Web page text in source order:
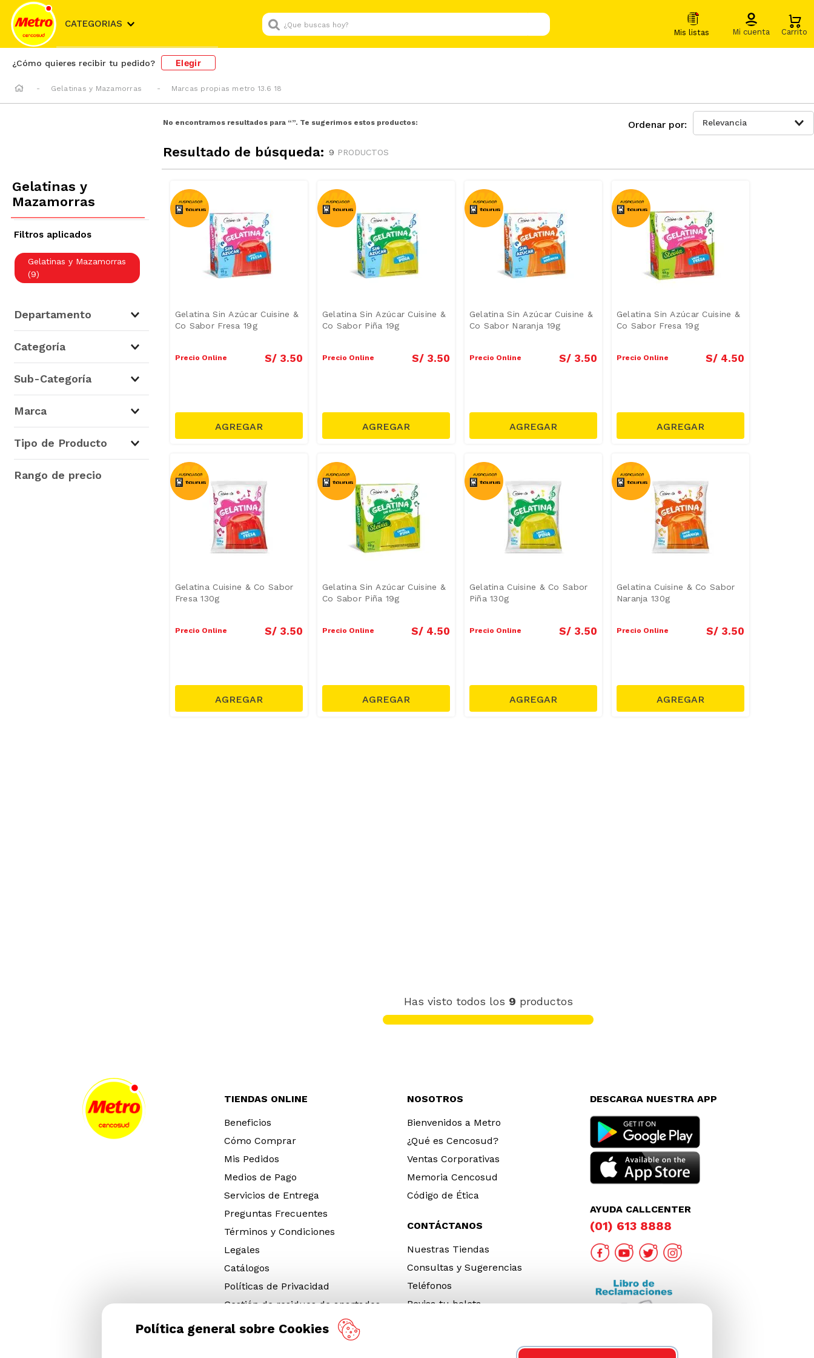
CATEGORIAS
¿Que buscas hoy?
¿Cómo quieres recibir tu pedido? Elegir
Gelatinas y Mazamorras Marcas propias metro 13.6 18
No encontramos resultados para “”. Te sugerimos estos productos:
Resultado de búsqueda: 9 PRODUCTOS
Relevancia
Gelatinas y
Mazamorras
Gelatinas y Mazamorras
(9)
Departamento
Categoría
Sub-Categoría
(9)
Mezclas y Premezclas
)
Marca
Tipo de Producto
Gelatina Sin Azúcar Cuisine &
Co Sabor Fresa 19g
Precio Online S/ 3.50
Gelatina Sin Azúcar Cuisine &
Co Sabor Piña 19g
Precio Online S/ 3.50
Gelatina Sin Azúcar Cuisine &
Co Sabor Naranja 19g
Precio Online S/ 3.50
Gelatina Sin Azúcar Cuisine &
Co Sabor Fresa 19g
Precio Online S/ 4.50
Gelatina Cuisine & Co Sabor
Fresa 130g
Precio Online S/ 3.50
Gelatina Sin Azúcar Cuisine &
Co Sabor Piña 19g
Precio Online S/ 4.50
Gelatina Cuisine & Co Sabor
Piña 130g
Precio Online S/ 3.50
Gelatina Cuisine & Co Sabor
Naranja 130g
Precio Online S/ 3.50
Has visto todos los 9 productos
TIENDAS ONLINE
Beneficios
Cómo Comprar
Mis Pedidos
Medios de Pago
Servicios de Entrega
Preguntas Frecuentes
Términos y Condiciones
Legales
Catálogos
Políticas de Privacidad
Gestión de residuos de apartados
Gestión de Neumáticos Fuera de Uso
NOSOTROS
Bienvenidos a Metro
¿Qué es Cencosud?
Ventas Corporativas
Memoria Cencosud
Código de Ética
CONTÁCTANOS
Nuestras Tiendas
Consultas y Sugerencias
Teléfonos
Revisa tu boleta
DESCARGA NUESTRA APP
AYUDA CALLCENTER
(01) 613 8888
Política general sobre Cookies